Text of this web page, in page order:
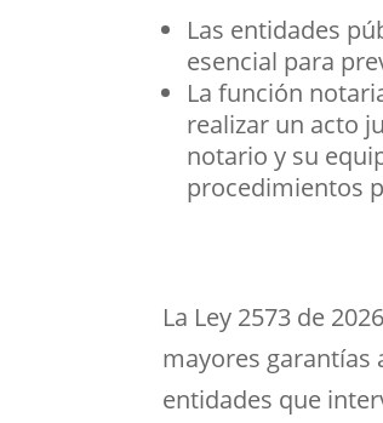
Las entidades
esencial para
La función
realizar un acto
notario y su
procedimientos
La Ley 2573 de
mayores garantías
entidades que